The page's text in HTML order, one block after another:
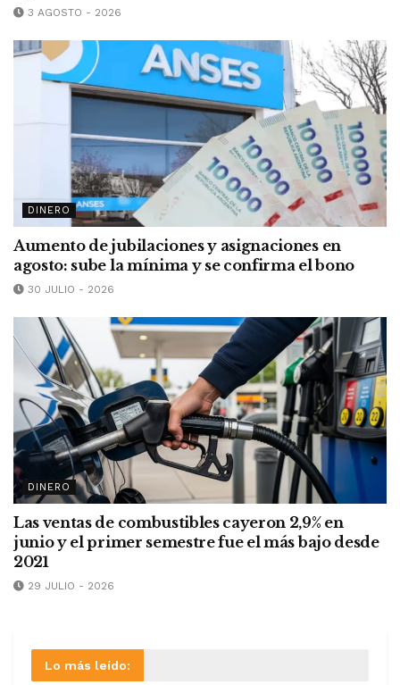
3 AGOSTO - 2026
DINERO
Aumento de jubilaciones y asignaciones en
agosto: sube la mínima y se confirma el bono
30 JULIO - 2026
DINERO
Las ventas de combustibles cayeron 2,9% en
junio y el primer semestre fue el más bajo desde
2021
29 JULIO - 2026
Lo más leído: